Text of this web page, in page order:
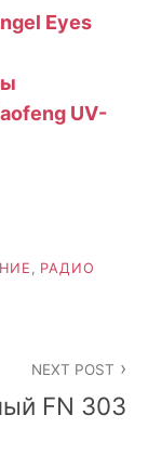
Eyes
UV-
, РАДИО
NEXT POST
FN 303